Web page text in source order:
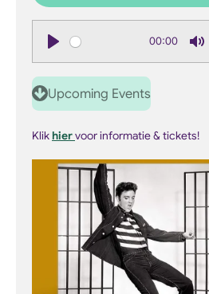
P
l
a
00:00
M
Upcoming Events
Klikhiervoor informatie & tickets!